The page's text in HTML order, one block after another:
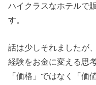
ハイクラスなホテルで
す。
話は少しそれましたが、
経験をお金に変える思考
「価格」ではなく「価